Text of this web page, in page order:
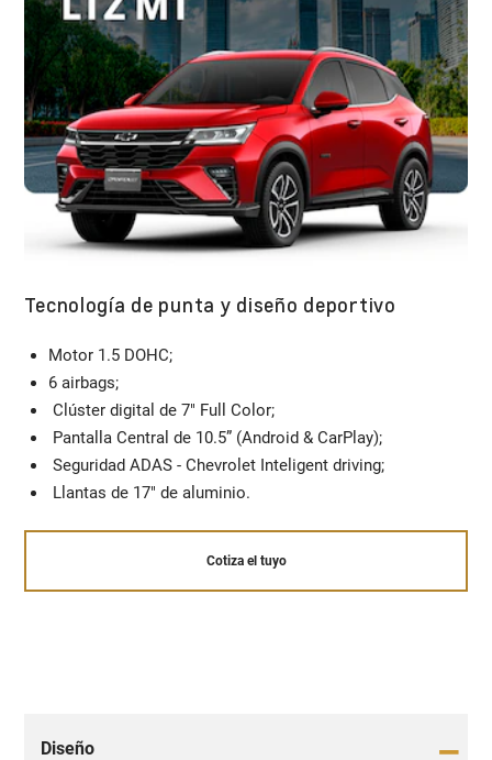
Tecnología de punta y diseño deportivo
Motor 1.5 DOHC;​
6 airbags;
Clúster digital de 7" Full Color;​
Pantalla Central de 10.5” (Android & CarPlay);
Seguridad ADAS - Chevrolet Inteligent driving;
Llantas de 17" ​de aluminio.
Cotiza el tuyo
Diseño